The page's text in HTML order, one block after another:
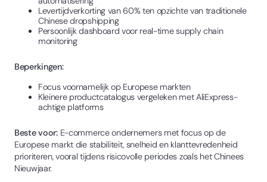
Levertijdverkorting van 60% ten opzichte van traditionele
Chinese dropshipping
Persoonlijk dashboard voor real-time supply chain
monitoring
Beperkingen:
Focus voornamelijk op Europese markten
Kleinere productcatalogus vergeleken met AliExpress-
achtige platforms
Beste voor:E-commerce ondernemers met focus op de
Europese markt die stabiliteit, snelheid en klanttevredenheid
prioriteren, vooral tijdens risicovolle periodes zoals het Chinees
Nieuwjaar.